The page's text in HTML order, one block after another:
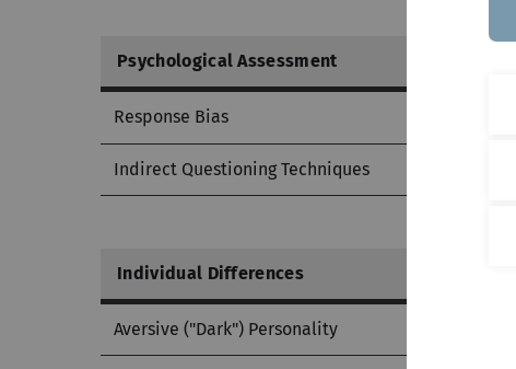
Psychological Assessment
Response Bias
Indirect Questioning Techniques
Individual Differences
Aversive ("Dark") Personality